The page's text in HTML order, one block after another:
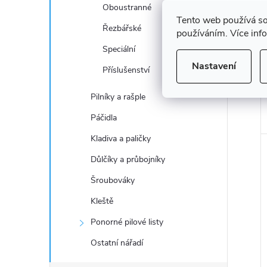
Tento web používá
používáním. Více
Nastavení
Oboustranné
Řezbářské
Speciální
Příslušenství
Pilníky a rašple
Páčidla
Kladiva a paličky
Důlčíky a průbojníky
Šroubováky
Kleště
Ponorné pilové listy
Ostatní nářadí